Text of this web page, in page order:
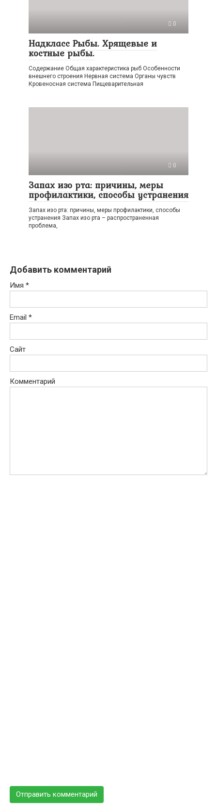
0
Надкласс Рыбы. Хрящевые и
костные рыбы.
Содержание Общая характеристика рыб Особенности
внешнего строения Нервная система Органы чувств
Кровеносная система Пищеварительная
0
Запах изо рта: причины, меры
профилактики, способы устранения
Запах изо рта: причины, меры профилактики, способы
устранения Запах изо рта – распространенная
проблема,
Добавить комментарий
Имя *
Email *
Сайт
Комментарий